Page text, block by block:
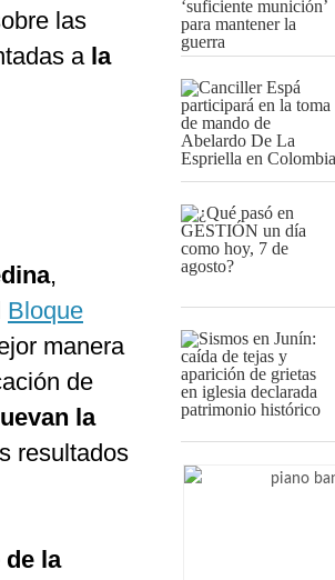
las
a la
,
Bloque
manera
de
la
resultados
de la